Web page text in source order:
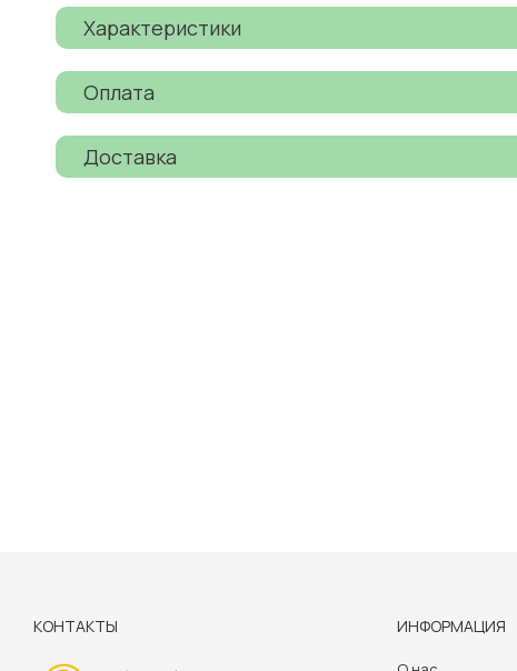
Характеристики
Оплата
Доставка
КОНТАКТЫ ИНФОРМАЦИЯ